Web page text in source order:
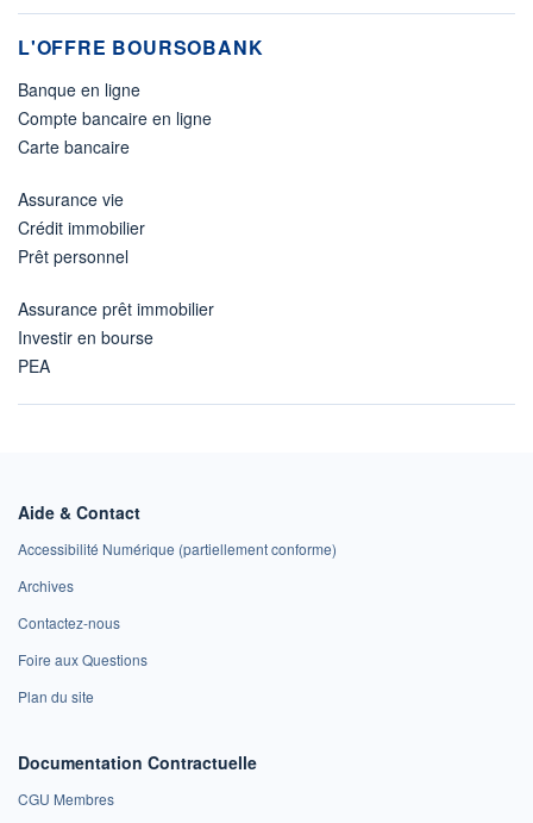
L'OFFRE BOURSOBANK
Banque en ligne
Compte bancaire en ligne
Carte bancaire
Assurance vie
Crédit immobilier
Prêt personnel
Assurance prêt immobilier
Investir en bourse
PEA
Aide & Contact
Accessibilité Numérique (partiellement conforme)
Archives
Contactez-nous
Foire aux Questions
Plan du site
Documentation Contractuelle
CGU Membres